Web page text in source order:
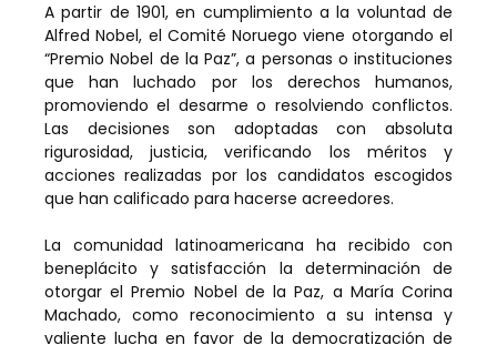
A partir de 1901, en cumplimiento a la voluntad de
Alfred Nobel, el Comité Noruego viene otorgando el
“Premio Nobel de la Paz”, a personas o instituciones
que han luchado por los derechos humanos,
promoviendo el desarme o resolviendo conflictos.
Las decisiones son adoptadas con absoluta
rigurosidad, justicia, verificando los méritos y
acciones realizadas por los candidatos escogidos
que han calificado para hacerse acreedores.
La comunidad latinoamericana ha recibido con
beneplácito y satisfacción la determinación de
otorgar el Premio Nobel de la Paz, a María Corina
Machado, como reconocimiento a su intensa y
valiente lucha en favor de la democratización de